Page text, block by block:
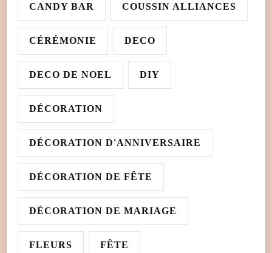
CANDY BAR COUSSIN ALLIANCES
CÉRÉMONIE DECO
DECO DE NOEL DIY
DÉCORATION
DÉCORATION D'ANNIVERSAIRE
DÉCORATION DE FÊTE
DÉCORATION DE MARIAGE
FLEURS FÊTE